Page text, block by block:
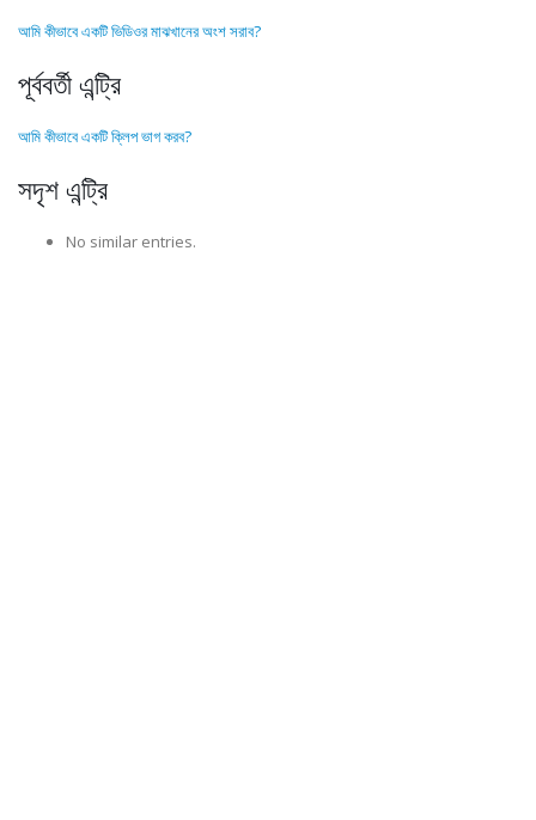
আমি কীভাবে একটি ভিডিওর মাঝখানের অংশ সরাব?
পূর্ববর্তী এন্ট্রি
আমি কীভাবে একটি ক্লিপ ভাগ করব?
সদৃশ এন্ট্রি
No similar entries.